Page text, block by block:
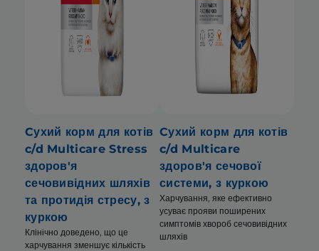
Cухий корм для котів
c/d Multicare Stress
здоров'я
сечовивідних шляхів
та протидія стресу, з
куркою
Клінічно доведено, що це
харчування зменшує кількість
Cухий корм для котів
c/d Multicare
здоров'я сечової
системи, з куркою
Харчування, яке ефективно
усуває прояви поширених
симптомів хвороб сечовивідних
шляхів